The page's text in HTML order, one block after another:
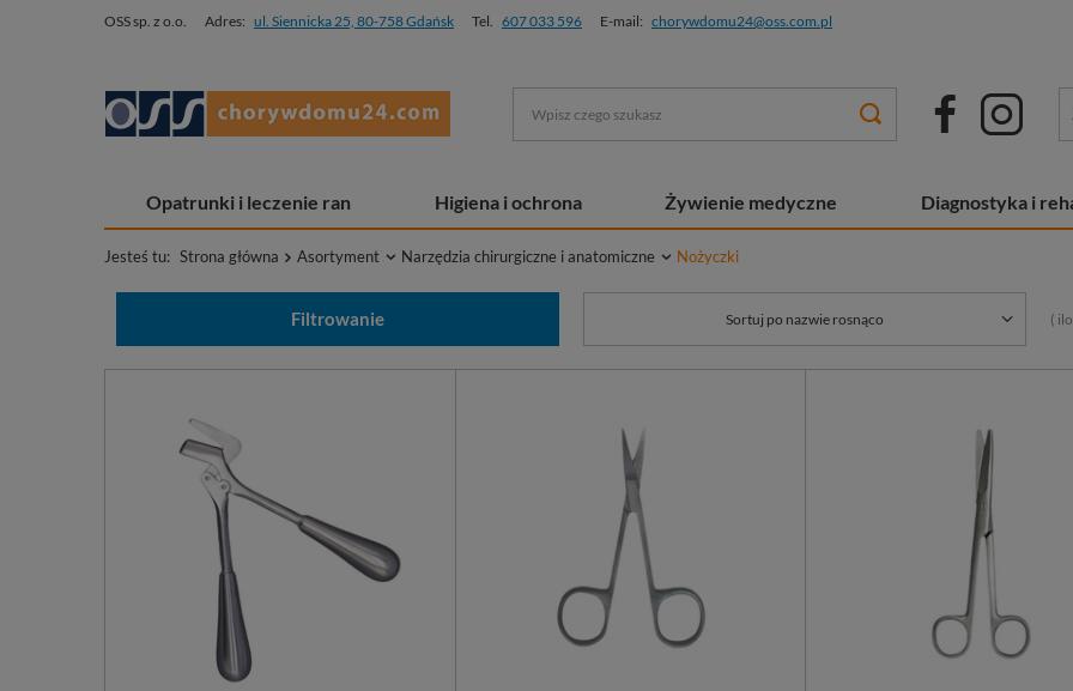
OSS sp. z o.o. Adres: ul. Siennicka 25, 80-758 Gdańsk Tel. 607 033 596 E-mail: chorywdomu24@oss.com.pl
Opatrunki i leczenie ran Higiena i ochrona Żywienie medyczne Diagnostyka i
Jesteś tu: Strona główna Asortyment Narzędzia chirurgiczne i anatomiczne Nożyczki
Sortuj po nazwie rosnąco
Filtrowanie (